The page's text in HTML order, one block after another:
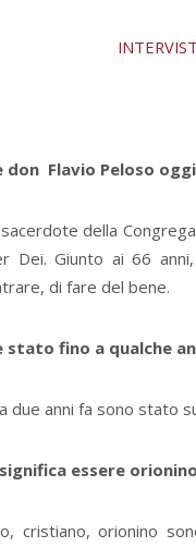
don Flavio Peloso
della
Dei. Giunto ai 66
di fare del bene.
stato fino a qualche
due anni fa sono stato
essere orionino
cristiano, orionino